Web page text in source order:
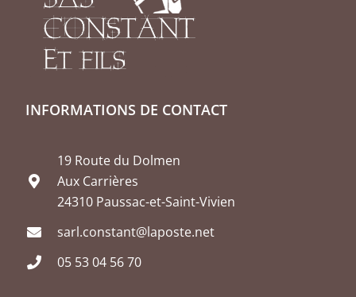
INFORMATIONS DE CONTACT
19 Route du Dolmen
Aux Carrières
24310 Paussac-et-Saint-Vivien
sarl.constant@laposte.net
05 53 04 56 70